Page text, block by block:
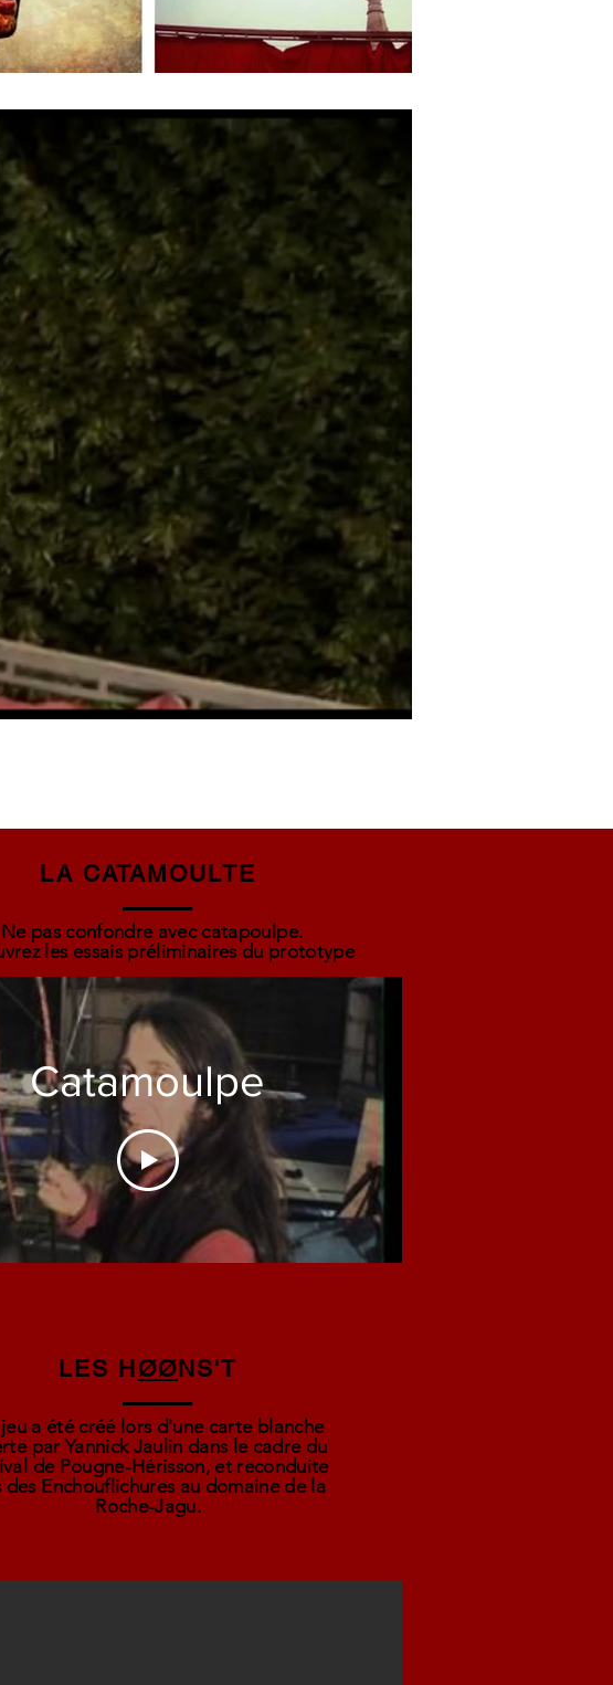
LES HØØNS'T
a été créé lors d'une carte blanche
par Yannick Jaulin dans le cadre du
de Pougne-Hérisson, et reconduite
des Enchouflichures au domaine de la
Roche-Jagu.
LA CATAMOULTE
Ne pas confondre avec catapoulpe.
les essais préliminaires du prototype
Catamoulpe